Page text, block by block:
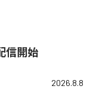
信開始
2026.8.8